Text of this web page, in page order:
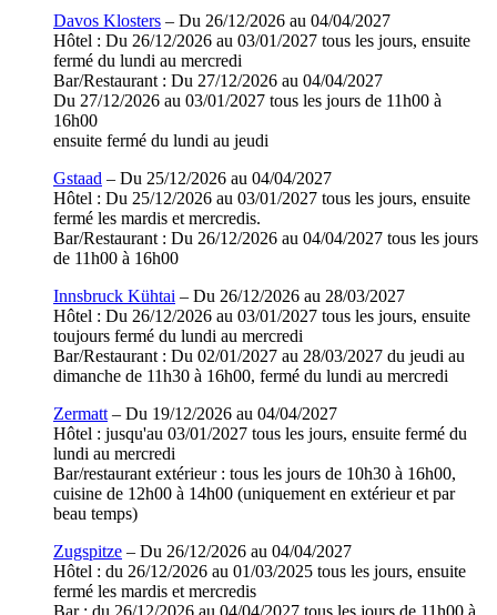
Davos Klosters – Du 26/12/2026 au 04/04/2027
Hôtel : Du 26/12/2026 au 03/01/2027 tous les jours, ensuite
fermé du lundi au mercredi
Bar/Restaurant : Du 27/12/2026 au 04/04/2027
Du 27/12/2026 au 03/01/2027 tous les jours de 11h00 à
16h00
ensuite fermé du lundi au jeudi
Gstaad – Du 25/12/2026 au 04/04/2027
Hôtel : Du 25/12/2026 au 03/01/2027 tous les jours, ensuite
fermé les mardis et mercredis.
Bar/Restaurant : Du 26/12/2026 au 04/04/2027 tous les jours
de 11h00 à 16h00
Innsbruck Kühtai – Du 26/12/2026 au 28/03/2027
Hôtel : Du 26/12/2026 au 03/01/2027 tous les jours, ensuite
toujours fermé du lundi au mercredi
Bar/Restaurant : Du 02/01/2027 au 28/03/2027 du jeudi au
dimanche de 11h30 à 16h00, fermé du lundi au mercredi
Zermatt – Du 19/12/2026 au 04/04/2027
Hôtel : jusqu'au 03/01/2027 tous les jours, ensuite fermé du
lundi au mercredi
Bar/restaurant extérieur : tous les jours de 10h30 à 16h00,
cuisine de 12h00 à 14h00 (uniquement en extérieur et par
beau temps)
Zugspitze – Du 26/12/2026 au 04/04/2027
Hôtel : du 26/12/2026 au 01/03/2025 tous les jours, ensuite
fermé les mardis et mercredis
Bar : du 26/12/2026 au 04/04/2027 tous les jours de 11h00 à